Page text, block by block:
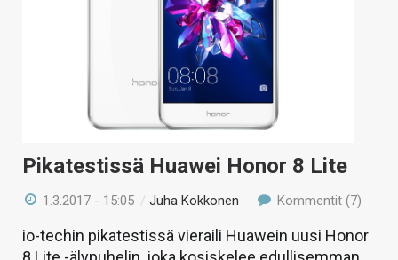
Pikatestissä Huawei Honor 8 Lite
1.3.2017 - 15:05 /Juha Kokkonen Kommentit (7)
io-techin pikatestissä vieraili Huawein uusi Honor